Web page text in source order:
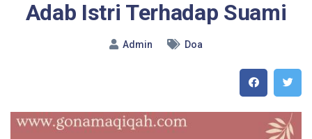
Adab Istri Terhadap Suami
Admin Doa